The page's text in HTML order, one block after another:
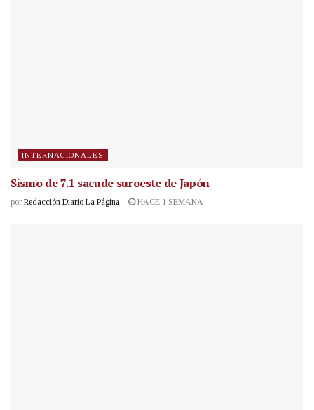
INTERNACIONALES
Sismo de 7.1 sacude suroeste de Japón
por Redacción Diario La Página HACE 1 SEMANA